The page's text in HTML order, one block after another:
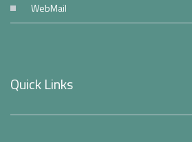
WebMail
Quick Links